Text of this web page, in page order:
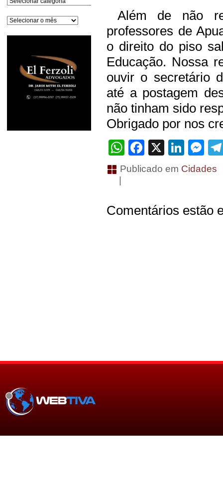
Arquivos
Além de não
professores de
o direito do piso
Educação. Nossa
ouvir o secretário
até a postagem
não tinham sido
Obrigado por nos
WhatsApp
Facebook
X
Publicado em Cidades
Comentários estão